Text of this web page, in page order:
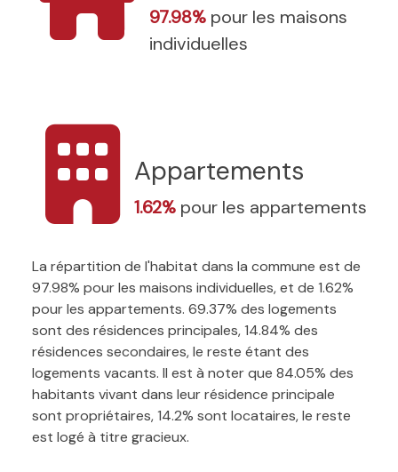
97.98% pour les maisons
individuelles
Appartements
1.62% pour les appartements
La répartition de l'habitat dans la commune est de
97.98% pour les maisons individuelles, et de 1.62%
pour les appartements. 69.37% des logements
sont des résidences principales, 14.84% des
résidences secondaires, le reste étant des
logements vacants. Il est à noter que 84.05% des
habitants vivant dans leur résidence principale
sont propriétaires, 14.2% sont locataires, le reste
est logé à titre gracieux.